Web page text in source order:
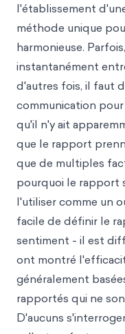
l'établissement
méthode unique
harmonieuse.
instantanément
d'autres fois, il faut
communication
qu'il n'y ait
que le rapport
que de multiples
pourquoi le rapport
l'utiliser comme un
facile de définir le
sentiment - il est
ont montré
généralement
rapportés qui ne
D'aucuns